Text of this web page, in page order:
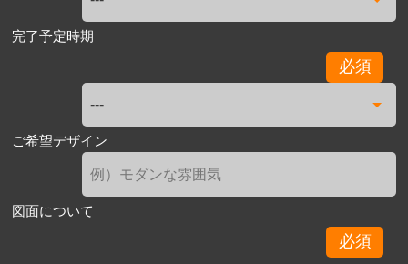
完了予定時期
必須
ご希望デザイン
図面について
必須